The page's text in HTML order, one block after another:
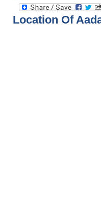
Location Of